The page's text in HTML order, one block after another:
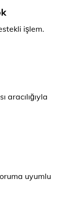
işlem.
aracılığıyla
uyumlu